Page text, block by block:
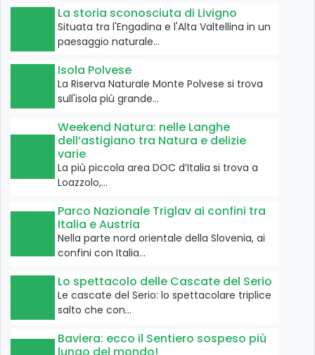
La storia sconosciuta di Livigno
Situata tra l'Engadina e l'Alta Valtellina in un
paesaggio naturale…
Isola Polvese
La Riserva Naturale Monte Polvese si trova
sull'isola più grande…
Weekend Natura: nelle Langhe
dell’astigiano tra Natura e delizie
varie
La più piccola area DOC d’Italia si trova a
Loazzolo,…
Parco Nazionale Triglav ai confini tra
Italia e Austria
Nella parte nord orientale della Slovenia, ai
confini con Italia…
Lo spettacolo delle Cascate del Serio
Le cascate del Serio: lo spettacolare triplice
salto che con…
Baviera: ecco il Sentiero sospeso più